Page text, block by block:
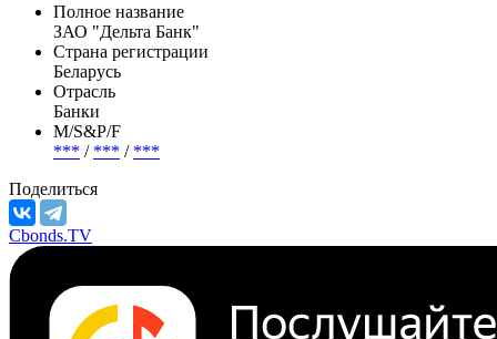
Полное название
ЗАО "Дельта Банк"
Страна регистрации
Беларусь
Отрасль
Банки
М/S&P/F
*** / *** / ***
Поделиться
Cbonds.TV